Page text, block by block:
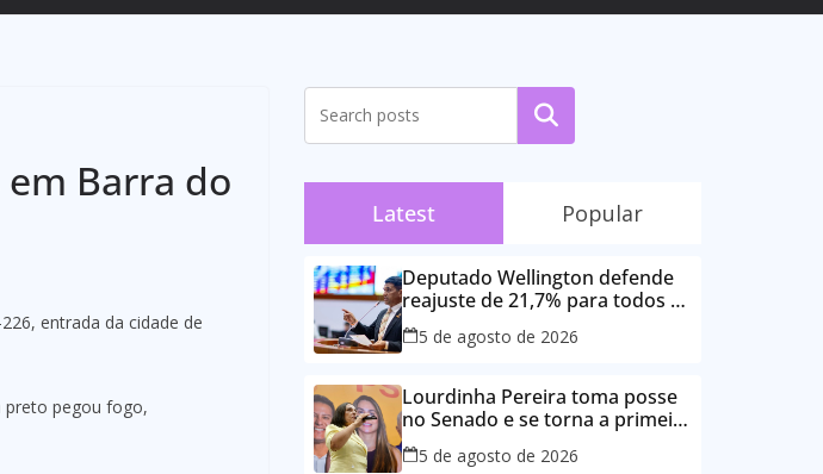
Barra do
entrada da cidade de
preto pegou fogo,
Pesquisar
Latest Popular
Deputado Wellington defende
reajuste de 21,7% para todos os
servidores públicos e
aposentados do Maranhão
5 de agosto de 2026
Lourdinha Pereira toma posse
no Senado e se torna a primeira
senadora de Coroatá
5 de agosto de 2026